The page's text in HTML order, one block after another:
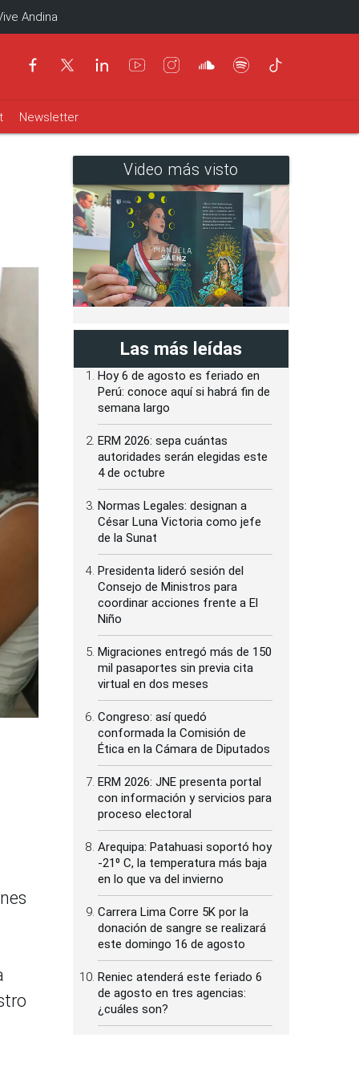
Andina
Newsletter
Video más visto
Las más leídas
Hoy 6 de agosto es feriado en
Perú: conoce aquí si habrá fin de
semana largo
ERM 2026: sepa cuántas
autoridades serán elegidas este
4 de octubre
Normas Legales: designan a
César Luna Victoria como jefe
de la Sunat
Presidenta lideró sesión del
Consejo de Ministros para
coordinar acciones frente a El
Niño
Migraciones entregó más de 150
mil pasaportes sin previa cita
virtual en dos meses
Congreso: así quedó
conformada la Comisión de
Ética en la Cámara de Diputados
ERM 2026: JNE presenta portal
con información y servicios para
proceso electoral
Arequipa: Patahuasi soportó hoy
-21⁰ C, la temperatura más baja
en lo que va del invierno
Carrera Lima Corre 5K por la
donación de sangre se realizará
este domingo 16 de agosto
Reniec atenderá este feriado 6
de agosto en tres agencias:
¿cuáles son?